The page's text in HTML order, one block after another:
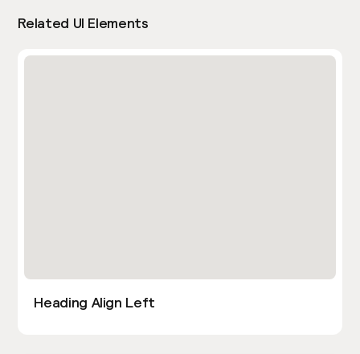
Related UI Elements
Heading Align Left